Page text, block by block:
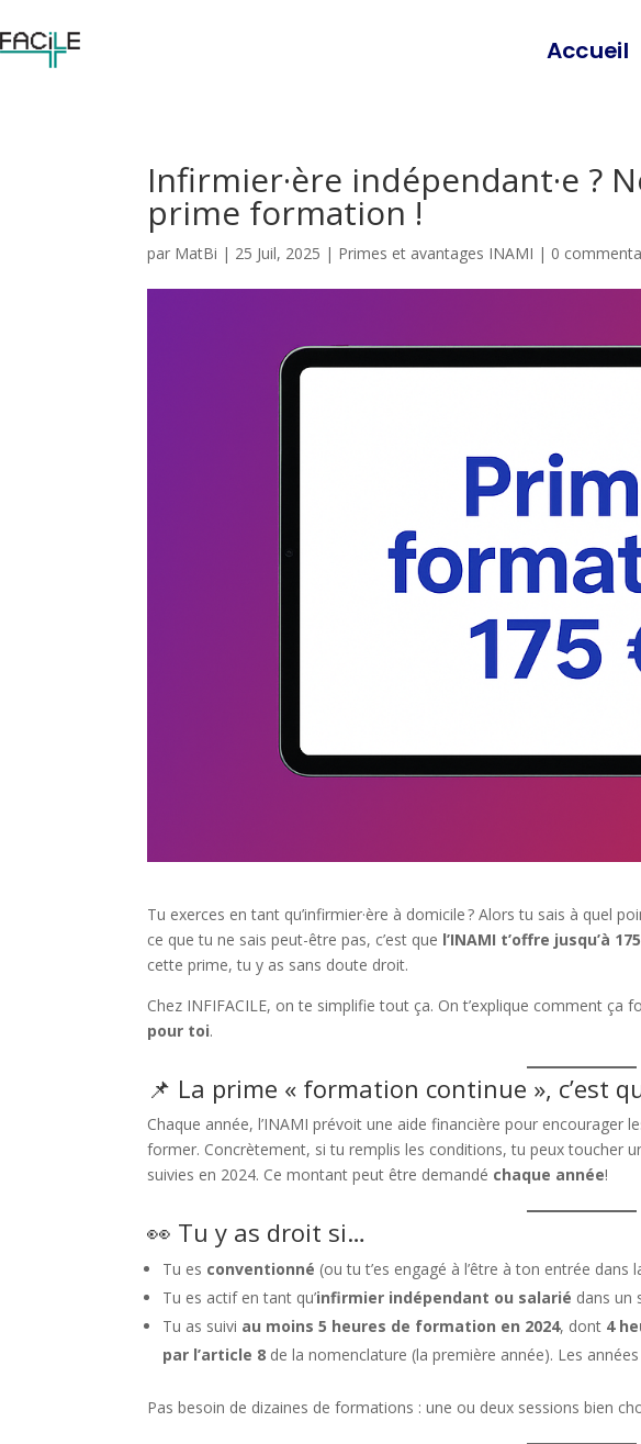
Accueil
Infirmier·ère indépendant·e ?
prime formation !
par MatBi | 25 Juil, 2025 | Primes et avantages INAMI | 0
Tu exerces en tant qu’infirmier·ère à domicile ? Alors tu sais à quel
ce que tu ne sais peut-être pas, c’est que l’INAMI t’offre jusqu’à
cette prime, tu y as sans doute droit.
Chez INFIFACILE, on te simplifie tout ça. On t’explique comment ça
pour toi.
📌 La prime « formation continue », c’est
Chaque année, l’INAMI prévoit une aide financière pour
former. Concrètement, si tu remplis les conditions, tu peux toucher
suivies en 2024. Ce montant peut être demandé chaque année!
👀 Tu y as droit si…
Tu es conventionné (ou tu t’es engagé à l’être à ton entrée dans
Tu es actif en tant qu’infirmier indépendant ou salarié dans un
Tu as suivi au moins 5 heures de formation en 2024, dont 4
par l’article 8 de la nomenclature (la première année). Les
Pas besoin de dizaines de formations : une ou deux sessions bien